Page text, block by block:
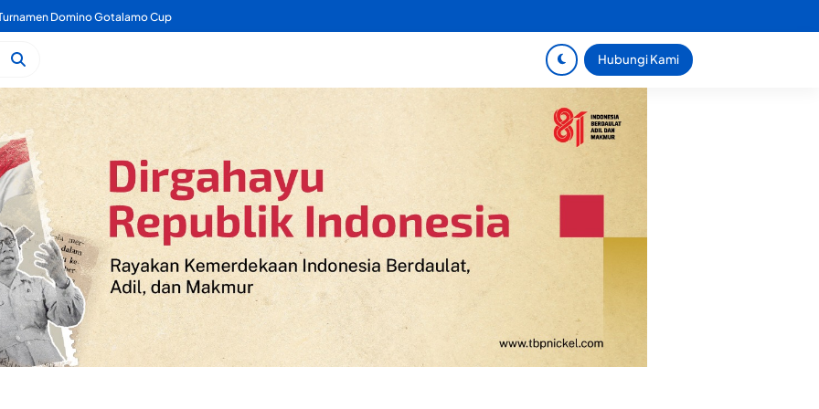
Domino Gotalamo Cup
Hubungi Kami